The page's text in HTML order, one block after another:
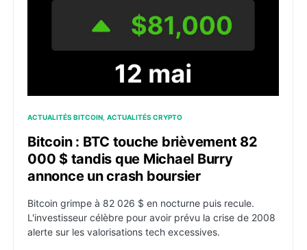
ACTUALITÉS BITCOIN ACTUALITÉS CRYPTO
Bitcoin : BTC touche brièvement 82
000 $ tandis que Michael Burry
annonce un crash boursier
Bitcoin grimpe à 82 026 $ en nocturne puis recule.
L'investisseur célèbre pour avoir prévu la crise de 2008
alerte sur les valorisations tech excessives.